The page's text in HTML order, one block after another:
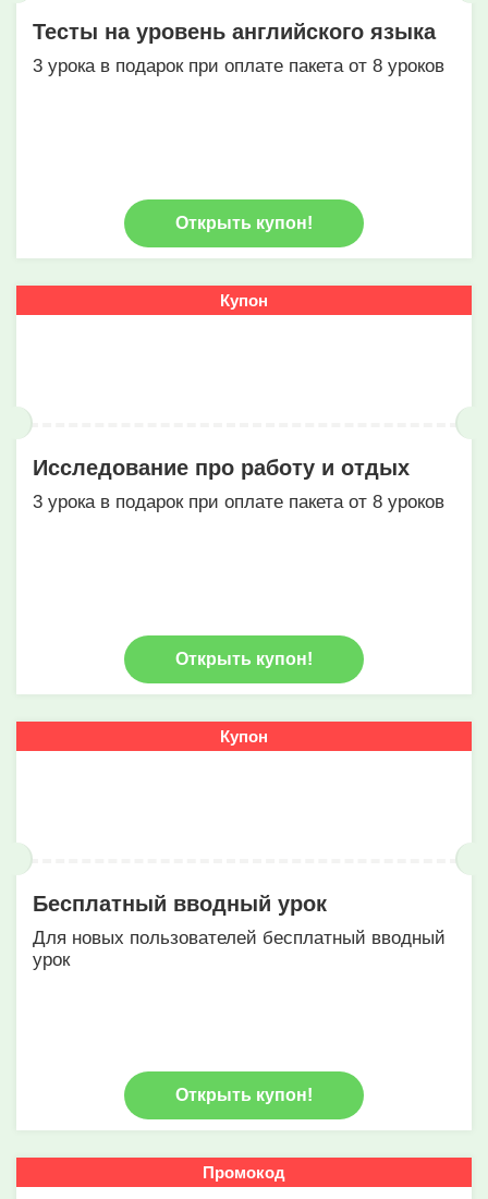
Тесты на уровень английского языка
3 урока в подарок при оплате пакета от 8 уроков
Открыть купон!
Купон
Исследование про работу и отдых
3 урока в подарок при оплате пакета от 8 уроков
Открыть купон!
Купон
Бесплатный вводный урок
Для новых пользователей бесплатный вводный
урок
Открыть купон!
Промокод